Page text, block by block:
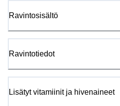
Ravintosisältö
Ravintotiedot
Lisätyt vitamiinit ja hivenaineet